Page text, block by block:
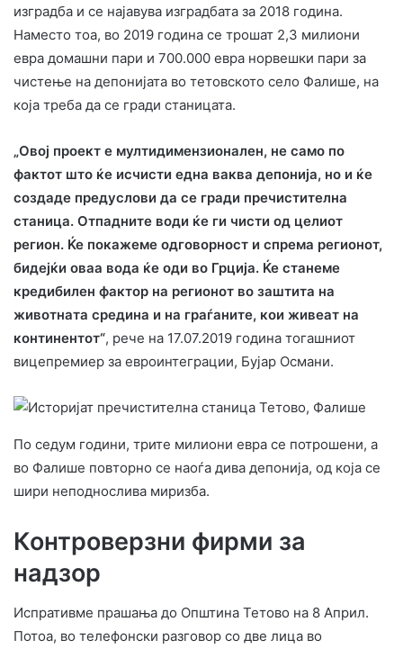
изградба и се најавува изградбата за 2018 година.
Наместо тоа, во 2019 година се трошат 2,3 милиони
евра домашни пари и 700.000 евра норвешки пари за
чистење на депонијата во тетовското село Фалише, на
која треба да се гради станицата.
„Овој проект е мултидимензионален, не само по
фактот што ќе исчисти една ваква депонија, но и ќе
создаде предуслови да се гради пречистителна
станица. Отпадните води ќе ги чисти од целиот
регион. Ќе покажеме одговорност и спрема регионот,
бидејќи оваа вода ќе оди во Грција. Ќе станеме
кредибилен фактор на регионот во заштита на
животната средина и на граѓаните, кои живеат на
континентот“, рече на 17.07.2019 година тогашниот
вицепремиер за евроинтеграции, Бујар Османи.
По седум години, трите милиони евра се потрошени, а
во Фалише повторно се наоѓа дива депонија, од која се
шири неподнослива миризба.
Контроверзни фирми за
надзор
Испративме прашања до Општина Тетово на 8 Април.
Потоа, во телефонски разговор со две лица во